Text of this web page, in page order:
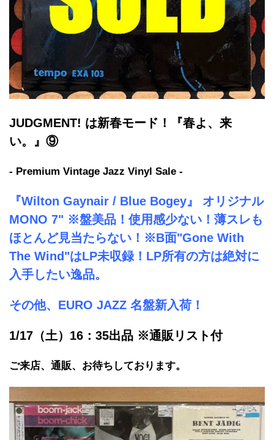
JUDGMENT! は新春モード！『春よ、来
い。』⑨
- Premium Vintage Jazz Vinyl Sale -
『Wilton Gaynair / Blue Bogey』 オリジナル
MONO 7" ※盤美品！使用感少ない！薄スレも
ほとんど見当たらない！※B面"Gone With
The Wind"はLP未収録！LP所有の方は絶対に
入手したい逸品。
その他、EURO JAZZ 名盤新入荷！
1/17（土）16：35出品 ※通販リスト付
ご来店、通販、お待ちしております。